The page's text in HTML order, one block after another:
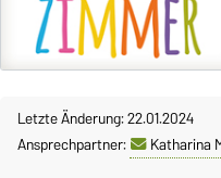
Letzte Änderung: 22.01.2024
Ansprechpartner:
Katharina